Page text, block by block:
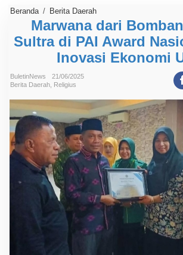
Beranda / Berita Daerah
r
w
a
n
a
i
B
o
m
b
a
n
a
W
a
i
l
S
u
Marwana dari
Sultra di PAI Award
Inovasi Ekonomi
BuletinNews
21/06/2025
Berita Daerah Religius